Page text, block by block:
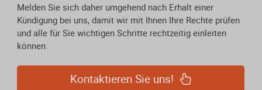
Melden Sie sich daher umgehend nach Erhalt einer
Kündigung bei uns, damit wir mit Ihnen Ihre Rechte prüfen
und alle für Sie wichtigen Schritte rechtzeitig einleiten
können.
Kontaktieren Sie uns!